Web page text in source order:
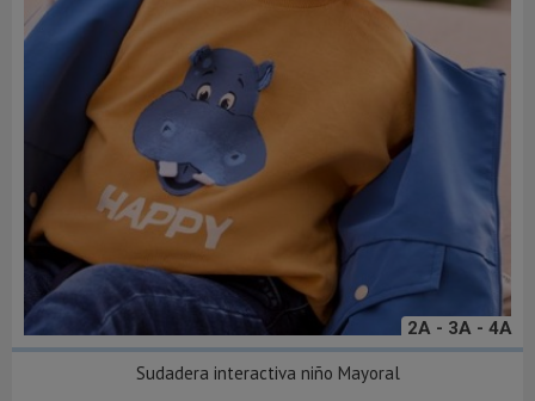
2A - 3A - 4A
Sudadera interactiva niño Mayoral